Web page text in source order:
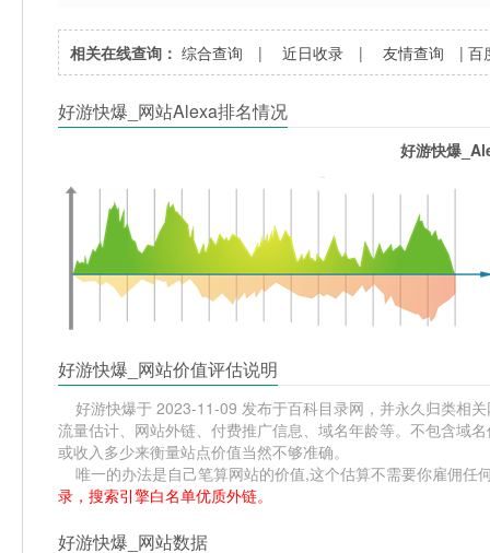
相关在线查询： 综合查询 |近日收录 |友情查询 |百
好游快爆_网站Alexa排名情况
好游快爆
好游快爆_网站价值评估说明
好游快爆于 2023-11-09 发布于百科目录网，并永久归类相
流量估计、网站外链、付费推广信息、域名年龄等。不包含域
或收入多少来衡量站点价值当然不够准确。
唯一的办法是自己笔算网站的价值,这个估算不需要你雇佣任
录，搜索引擎白名单优质外链。
好游快爆_网站数据